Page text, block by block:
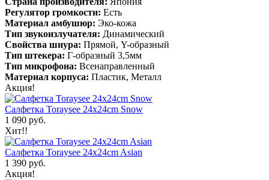
Регулятор громкости: Есть
Материал амбушюр: Эко-кожа
Тип звукоизлучателя: Динамический
Свойства шнура: Прямой, Y-образный
Тип штекера: Г-образный 3,5мм
Тип микрофона: Всенаправленный
Материал корпуса: Пластик, Металл
Акция!
Салфетка Toraysee 24x24cm Snow
1 090 руб.
Хит!!
Салфетка Toraysee 24x24cm Asian
1 390 руб.
Акция!